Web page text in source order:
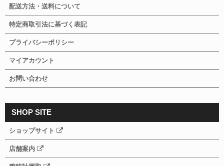
配送方法・送料について
特定商取引法に基づく表記
プライバシーポリシー
マイアカウント
お問い合わせ
SHOP SITE
ショップサイト
店舗案内